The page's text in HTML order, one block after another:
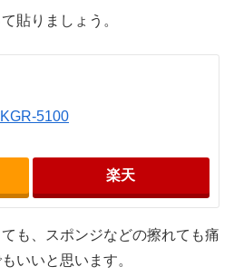
貼りましょう。
5100
楽天
も、スポンジなどの擦れても痛
いいと思います。